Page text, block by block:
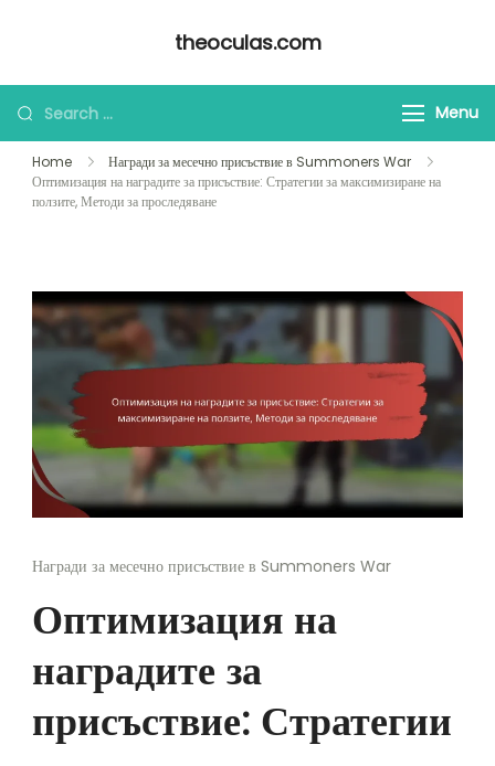
theoculas.com
Looking
for
Something?
Menu
Home
Награди за месечно присъствие в Summoners War
Оптимизация на наградите за присъствие: Стратегии за максимизиране на
ползите, Методи за проследяване
Награди за месечно присъствие в Summoners War
Оптимизация на
наградите за
присъствие: Стратегии